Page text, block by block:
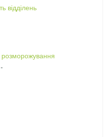
відділень
розморожування